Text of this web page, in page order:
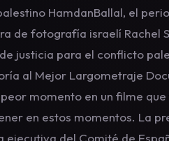
HamdanBallal, el
de fotografía israelí Rachel
justicia para el conflicto
al Mejor Largometraje
momento en un filme
en estos momentos. La
del Comité de